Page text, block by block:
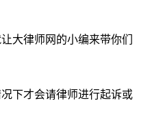
大律师网的小编来带你们
下才会请律师进行起诉或